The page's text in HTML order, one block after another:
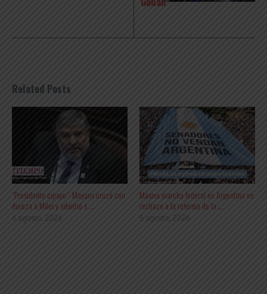
Related Posts
“Presidente cipayo”: Mayans cruzó con
dureza a Milei y advirtió s ...
6 agosto, 2026
Masiva marcha federal en Argentina en
rechazo a la reforma de la ...
5 agosto, 2026